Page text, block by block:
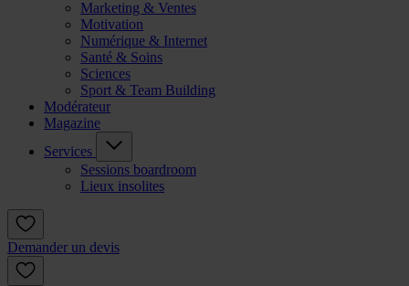
Marketing & Ventes
Motivation
Numérique & Internet
Santé & Soins
Sciences
Sport & Team Building
Modérateur
Magazine
Services
Sessions boardroom
Lieux insolites
Demander un devis